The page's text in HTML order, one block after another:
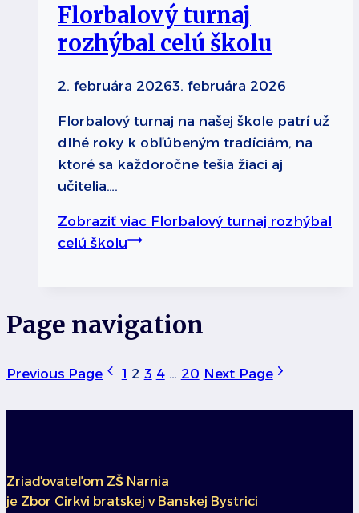
Florbalový turnaj
rozhýbal celú školu
2. februára 20263. februára 2026
Florbalový turnaj na našej škole patrí už
dlhé roky k obľúbeným tradíciám, na
ktoré sa každoročne tešia žiaci aj
učitelia….
Zobraziť viac Florbalový turnaj rozhýbal
celú školu
Page navigation
Previous Page 1 2 3 4 … 20 Next Page
Zriaďovateľom ZŠ Narnia
je Zbor Cirkvi bratskej v Banskej Bystrici